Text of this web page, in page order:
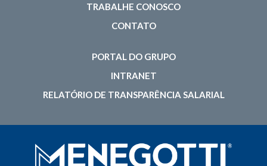
TRABALHE CONOSCO
CONTATO
PORTAL DO GRUPO
INTRANET
RELATÓRIO DE TRANSPARÊNCIA SALARIAL